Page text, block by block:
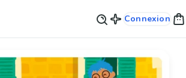
Connexion